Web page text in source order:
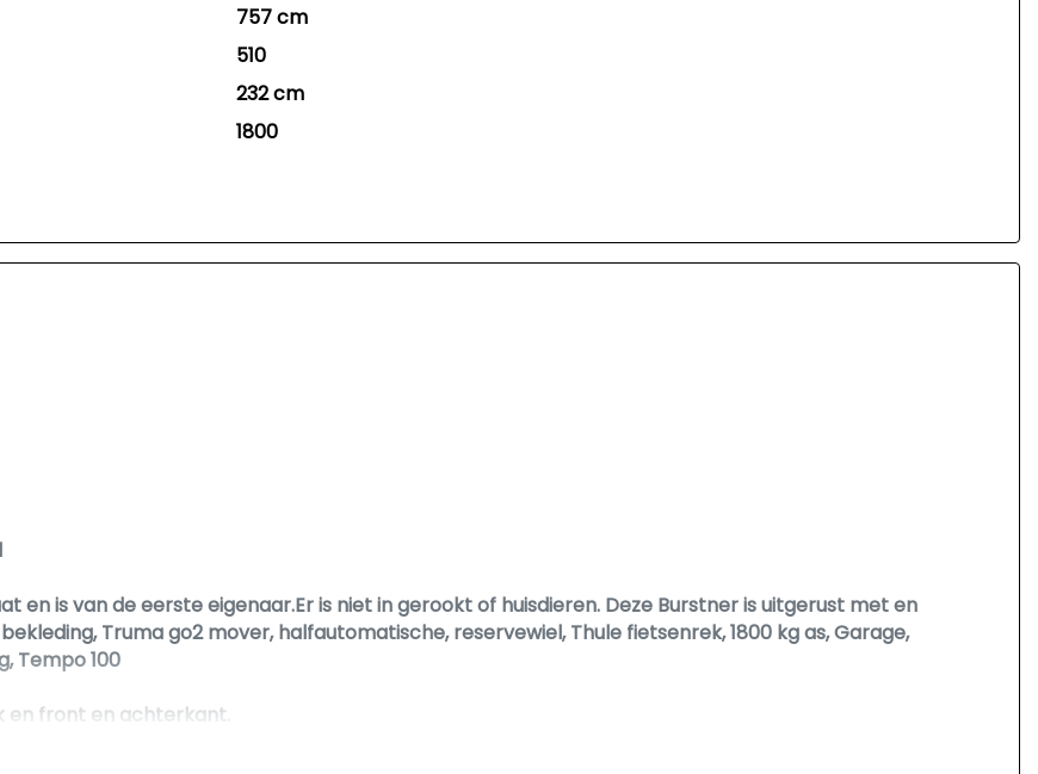
757 cm
510
232 cm
1800
en is van de eerste eigenaar.Er is niet in gerookt of huisdieren. Deze Burstner is uitgerust met en
Truma go2 mover, halfautomatische, reservewiel, Thule fietsenrek, 1800 kg as, Garage,
Tempo 100
en front en achterkant.